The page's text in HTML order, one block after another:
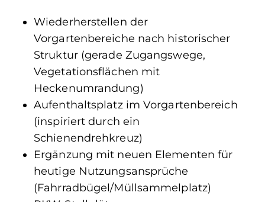
Wiederherstellen der
Vorgartenbereiche nach historischer
Struktur (gerade Zugangswege,
Vegetationsflächen mit
Heckenumrandung)
Aufenthaltsplatz im Vorgartenbereich
(inspiriert durch ein
Schienendrehkreuz)
Ergänzung mit neuen Elementen für
heutige Nutzungsansprüche
(Fahrradbügel/Müllsammelplatz)